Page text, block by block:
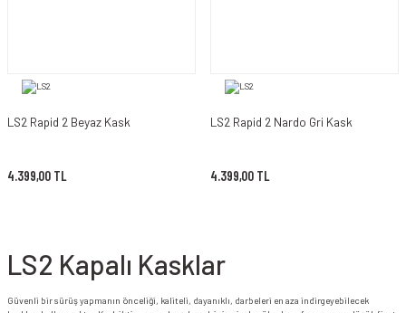
LS2 Rapid 2 Beyaz Kask
4.399,00 TL
LS2 Rapid 2 Nardo Gri Kask
4.399,00 TL
LS2 Kapalı Kasklar
Güvenli bir sürüş yapmanın önceliği, kaliteli, dayanıklı, darbeleri en aza indirgeyebilecek